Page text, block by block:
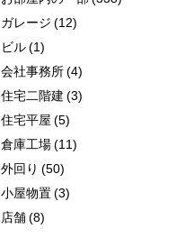
ガレージ (12)
ビル (1)
会社事務所 (4)
住宅二階建 (3)
住宅平屋 (5)
倉庫工場 (11)
外回り (50)
小屋物置 (3)
店舗 (8)